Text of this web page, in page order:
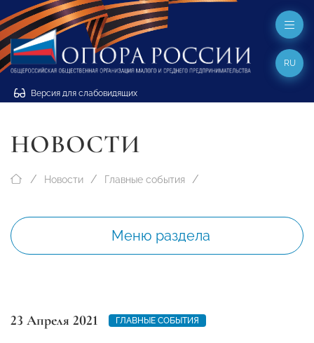
Версия для слабовидящих
RU
НОВОСТИ
Новости Главные события
Меню раздела
23 Апреля 2021 ГЛАВНЫЕ СОБЫТИЯ